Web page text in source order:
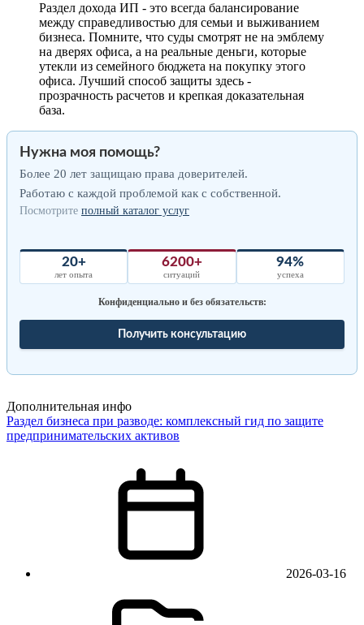
Раздел дохода ИП - это всегда балансирование
между справедливостью для семьи и выживанием
бизнеса. Помните, что суды смотрят не на эмблему
на дверях офиса, а на реальные деньги, которые
утекли из семейного бюджета на покупку этого
офиса. Лучший способ защиты здесь -
прозрачность расчетов и крепкая доказательная
база.
Нужна моя помощь?
Более 20 лет защищаю права доверителей.
Работаю с каждой проблемой как с собственной.
Посмотрите полный каталог услуг
20+
лет опыта
6200+
ситуаций
94%
успеха
Конфиденциально и без обязательств:
Получить консультацию
Дополнительная инфо
Раздел бизнеса при разводе: комплексный гид по защите
предпринимательских активов
2026-03-16